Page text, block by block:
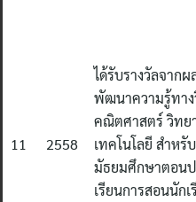
11 2558
ได้รับรางวัลจากผ
พัฒนาความรู้ทาง
คณิตศาสตร์ วิทย
เทคโนโลยี สำหรั
มัธยมศึกษาตอน
เรียนการสอนนัก